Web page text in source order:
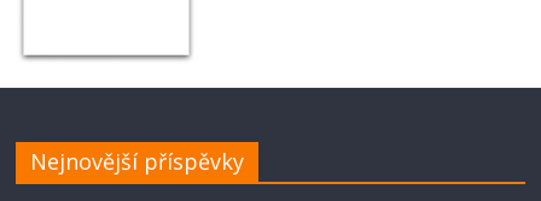
Nejnovější příspěvky